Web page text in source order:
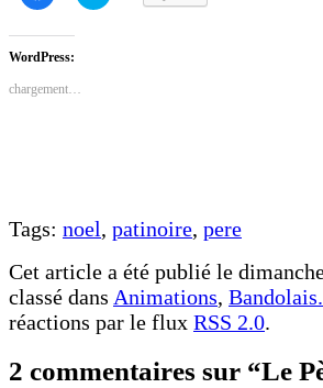
partager
Facebook(ouvre
dans
une
fenêtre)
WordPress:
chargement…
Tags: noel, patinoire, pere
Cet article a été publié le
classé dans Animations,
réactions par le flux RSS 2.0.
2 commentaires sur “Le